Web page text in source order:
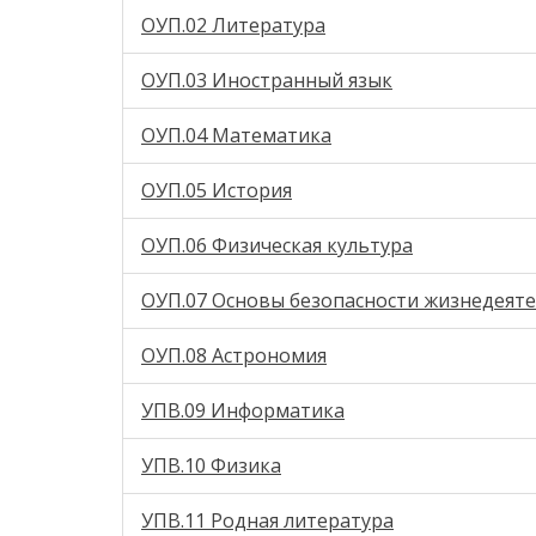
ОУП.02 Литература
ОУП.03 Иностранный язык
ОУП.04 Математика
ОУП.05 История
ОУП.06 Физическая культура
ОУП.07 Основы безопасности
ОУП.08 Астрономия
УПВ.09 Информатика
УПВ.10 Физика
УПВ.11 Родная литература